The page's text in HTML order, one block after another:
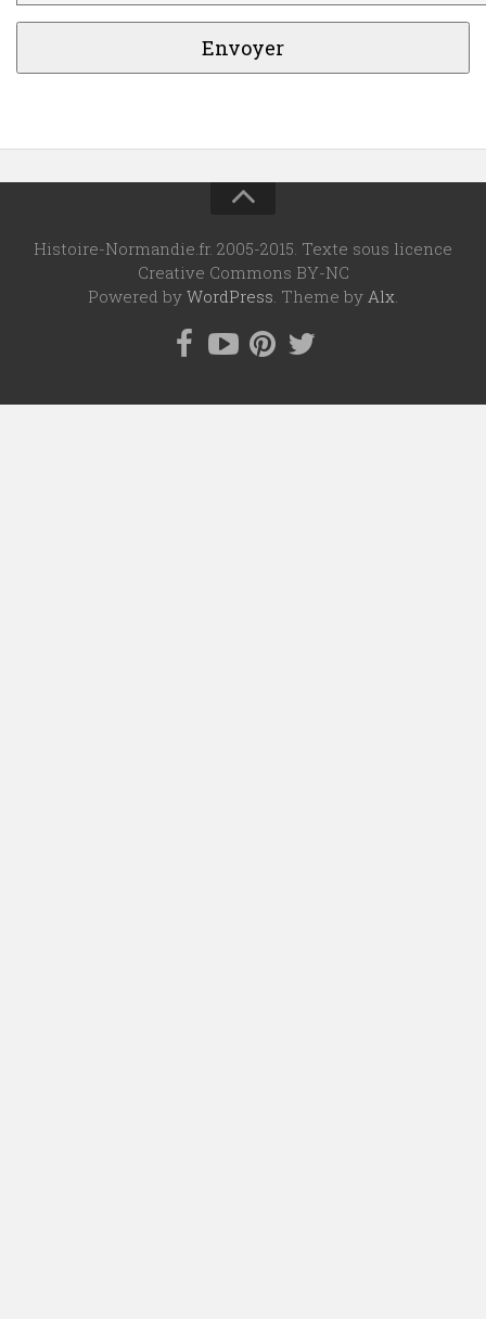
Histoire-Normandie.fr. 2005-2015. Texte sous licence
Creative Commons BY-NC
Powered by WordPress. Theme by Alx.